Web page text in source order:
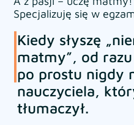
Specjalizuję się w
Kiedy słyszę
matmy”, od
po prostu nigdy
nauczyciela,
tłumaczył.